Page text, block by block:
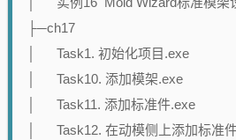
├─ch17
│ Task1. 初始化项目.exe
│ Task10. 添加模架.exe
│ Task11. 添加标准件.exe
│ Task12. 在动模侧上添加标准